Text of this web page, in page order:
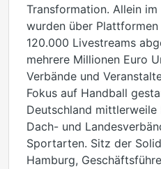
Transformation. Allein
wurden über
120.000 Livestreams
mehrere Millionen Euro
Verbände und
Fokus auf Handball
Deutschland
Dach- und
Sportarten. Sitz der
Hamburg,